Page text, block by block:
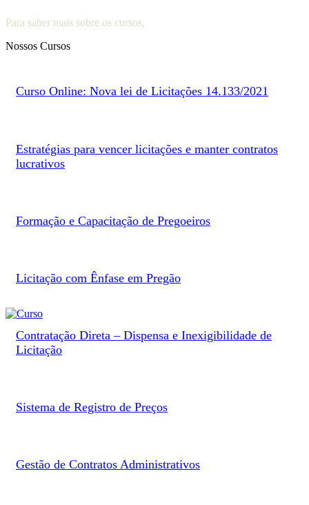
Para saber mais sobre os cursos,
Nossos Cursos
Curso Online: Nova lei de Licitações 14.133/2021
Estratégias para vencer licitações e manter contratos
lucrativos
Formação e Capacitação de Pregoeiros
Licitação com Ênfase em Pregão
Contratação Direta – Dispensa e Inexigibilidade de
Licitação
Sistema de Registro de Preços
Gestão de Contratos Administrativos